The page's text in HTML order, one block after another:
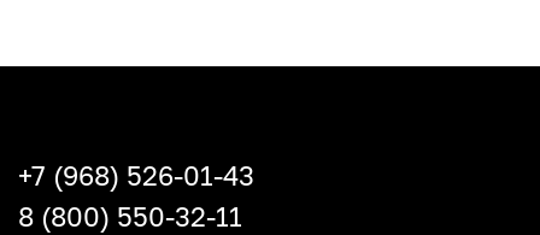
+7 (968) 526-01-43
8 (800) 550-32-11